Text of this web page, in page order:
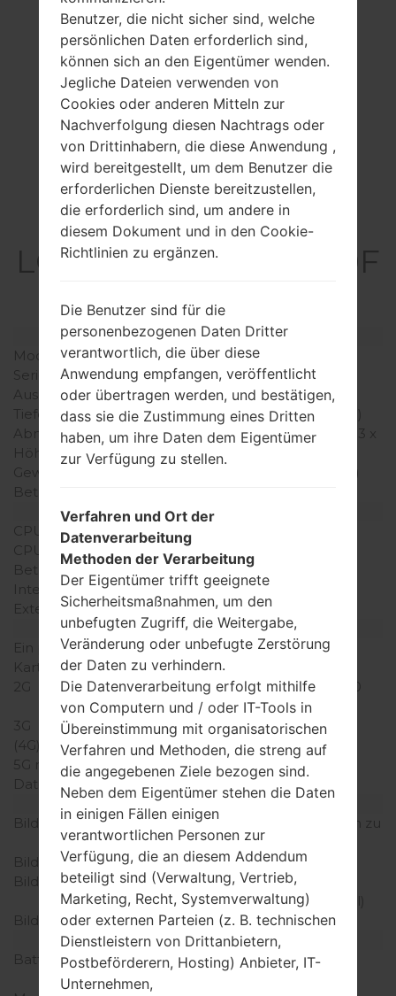
Spezifikation
LGGD900F(LGGD900F
) akaLG Crystal
Modell und seine Eigenschaften
Modell
LGGD900F
Serie
LG Crystal
Ausgabe
Juli, 2009
Tiefe
13.5 millimeter (0.53 Zoll)
Abmessungen (Breite /
Höhe)
105 x 52.5 millimeter (4.13 x
2.07 Zoll)
Gewicht
Betriebssystem
Ausrüstung
CPU
CPU-Kerne
-
Betriebsgedächtnis
-
Interner Speicher
1.5GB
Externer Speicher
microSD, zu 32 GB
Netzwerk und Daten
Ein paar Plätze für SIM-
Karten
1 Mini-SIM
2G
GSM 850/900/1800/1900
MHz
3G
UMTS 2100 MHz
(4G) LTE
-
5G network
-
Daten
GSM,HSPA,EDGE
Anzeige
Bildschirmgröße
3.0 in (~46.5% Bildschirm zu
Körper Verhältnis)
Bildschirmtyp
TFT
Bildschirmerweiterung
480 x 800 Pixel (~311
Dichte der Pixel pro Zoll)
Bildschirmfarben
16M Farben
Batterie und Tastatur
Batteriekapazität
entfernbar Li-Ion 1000
Benutzer, die nicht sicher sind, welche
persönlichen Daten erforderlich sind,
können sich an den Eigentümer wenden.
Jegliche Dateien verwenden von
Cookies oder anderen Mitteln zur
Nachverfolgung diesen Nachtrags oder
von Drittinhabern, die diese Anwendung ,
wird bereitgestellt, um dem Benutzer die
erforderlichen Dienste bereitzustellen,
die erforderlich sind, um andere in
diesem Dokument und in den Cookie-
Richtlinien zu ergänzen.
Die Benutzer sind für die
personenbezogenen Daten Dritter
verantwortlich, die über diese
Anwendung empfangen, veröffentlicht
oder übertragen werden, und bestätigen,
dass sie die Zustimmung eines Dritten
haben, um ihre Daten dem Eigentümer
zur Verfügung zu stellen.
Verfahren und Ort der
Datenverarbeitung
Methoden der Verarbeitung
Der Eigentümer trifft geeignete
Sicherheitsmaßnahmen, um den
unbefugten Zugriff, die Weitergabe,
Veränderung oder unbefugte Zerstörung
der Daten zu verhindern.
Die Datenverarbeitung erfolgt mithilfe
von Computern und / oder IT-Tools in
Übereinstimmung mit organisatorischen
Verfahren und Methoden, die streng auf
die angegebenen Ziele bezogen sind.
Neben dem Eigentümer stehen die Daten
in einigen Fällen einigen
verantwortlichen Personen zur
Verfügung, die an diesem Addendum
beteiligt sind (Verwaltung, Vertrieb,
Marketing, Recht, Systemverwaltung)
oder externen Parteien (z. B. technischen
Dienstleistern von Drittanbietern,
Postbeförderern, Hosting) Anbieter, IT-
Unternehmen,